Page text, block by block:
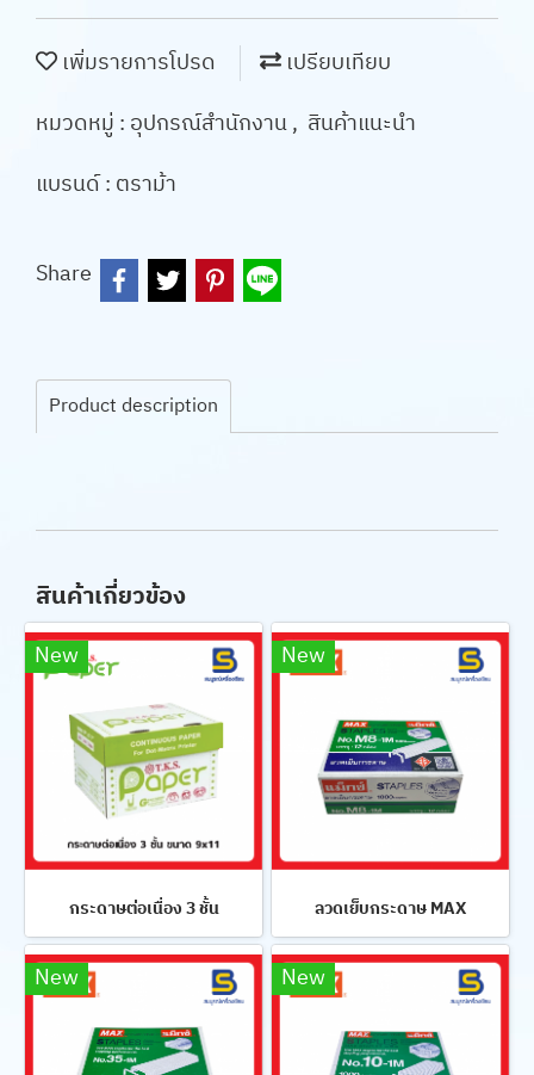
เพิ่มรายการโปรด
เปรียบเทียบ
หมวดหมู่ : อุปกรณ์สำนักงาน, สินค้าแนะนำ
แบรนด์ : ตราม้า
Share
Product description
สินค้าเกี่ยวข้อง
New
กระดาษต่อเนื่อง 3 ชั้น
New
ลวดเย็บกระดาษ MAX
New New